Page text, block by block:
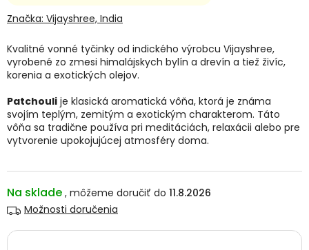
Na sklade
11.8.2026
Možnosti doručenia
Kvalitné vonné tyčinky od indického výrobcu Vijayshree,
vyrobené zo zmesi himalájskych bylín a drevín a tiež živíc,
korenia a exotických olejov.
Patchouli je klasická aromatická vôňa, ktorá je známa
svojím teplým, zemitým a exotickým charakterom. Táto
vôňa sa tradične používa pri meditáciách, relaxácii alebo pre
vytvorenie upokojujúcej atmosféry doma.
produktu
0,0
z
5
hviezdičiek.
Značka: Vijayshree, India